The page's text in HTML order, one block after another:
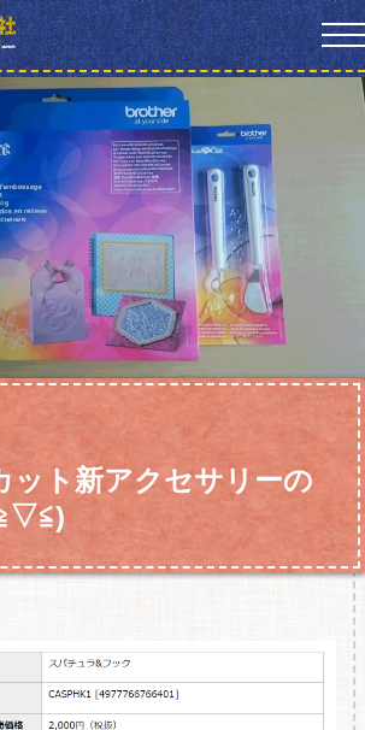
ット新アクセサリーの